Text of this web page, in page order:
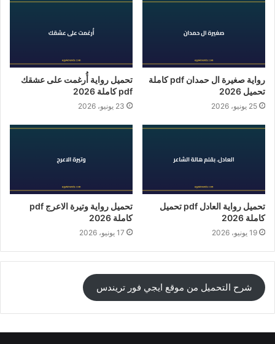
رواية صغيرة ال حمدان pdf كاملة
تحميل 2026
25 يونيو، 2026
تحميل رواية أُرغمت على عشقك
pdf كاملة 2026
23 يونيو، 2026
تحميل رواية العادل pdf تحميل
كاملة 2026
19 يونيو، 2026
تحميل رواية وتيرة الاعرج pdf
كاملة 2026
17 يونيو، 2026
شرح التحميل من موقع ايجي فور تريندس